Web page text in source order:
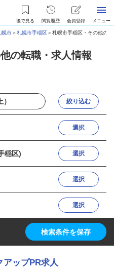
後で見る 閲覧履歴 会員登録 メニュー
幌市＞札幌市手稲区＞札幌市手稲区・その他の
の転職・求人情報
絞り込む
選択
稲区) 選択
選択
選択
検索条件を保存
アップPR求人